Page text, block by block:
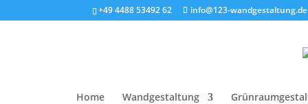
+49 4488 53492 62 info@123-wandgestaltung.de
Home Wandgestaltung